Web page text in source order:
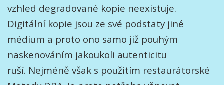
vzhled degradované kopie neexistuje.
Digitální kopie jsou ze své podstaty jiné
médium a proto ono samo již pouhým
naskenováním jakoukoli autenticitu
ruší. Nejméně však s použitím restaurátorské